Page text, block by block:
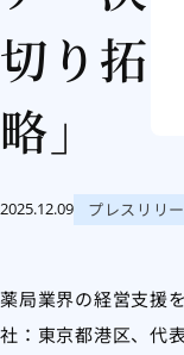
切り拓
略」
2025.12.09 プレスリリ
薬局業界の経営支援
社：東京都港区、代